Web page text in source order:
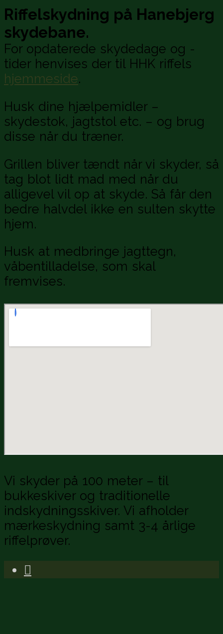
Riffelskydning på Hanebjerg
skydebane.
For opdaterede skydedage og -
tider henvises der til HHK riffels
hjemmeside.
Husk dine hjælpemidler –
skydestok, jagtstol etc. – og brug
disse når du træner.
Grillen bliver tændt når vi skyder, så
tag blot lidt mad med når du
alligevel vil op at skyde. Så får den
bedre halvdel ikke en sulten skytte
hjem.
Husk at medbringe jagttegn,
våbentilladelse, som skal
fremvises.
Vi skyder på 100 meter – til
bukkeskiver og traditionelle
indskydningsskiver. Vi afholder
mærkeskydning samt 3-4 årlige
riffelprøver.